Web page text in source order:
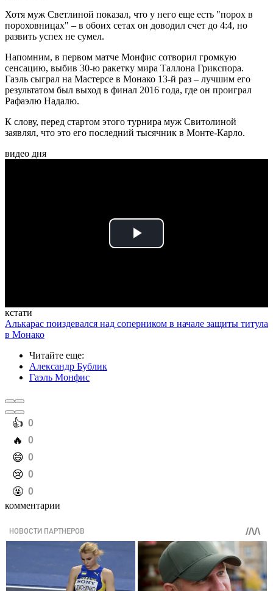
Хотя муж Светлиной показал, что у него еще есть "порох в
пороховницах" – в обоих сетах он доводил счет до 4:4, но
развить успех не сумел.
Напомним, в первом матче Монфис сотворил громкую
сенсацию, выбив 30-ю ракетку мира Таллона Грикспора.
Гаэль сыграл на Мастерсе в Монако 13-й раз – лучшим его
результатом был выход в финал 2016 года, где он проиграл
Рафаэлю Надалю.
К слову, перед стартом этого турнира муж Свитолиной
заявлял, что это его последний тысячник в Монте-Карло.
видео дня
Play
кстати
Алькарас поиздевался над соперником в начале защиты титула
в Монако
Читайте еще:
Александр Бублик
Гаэль Монфис
️👍 0
️🔥 0
️😄 0
️😢 0
️🤬 0
комментарии